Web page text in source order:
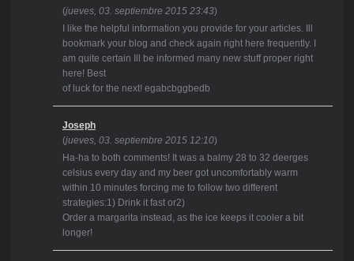
(jueves, 03. septiembre 2015 23:43)
I like the helpful information you provide for your articles. Ill
bookmark your blog and check again right here frequently. I
am quite certain Ill be informed many new stuff proper right
here! Best
of luck for the next! egabcbggbedb
Joseph
(jueves, 03. septiembre 2015 12:10)
Ha-ha to both comments! It was a balmy 28 to 32 deerges
celsius every day and my beer got uncomfortably warm
within 10 minutes forcing me to follow two different
strategies:1) Drink it fast or2)
Order a margarita instead, as the ice keeps it cooler a bit
longer!